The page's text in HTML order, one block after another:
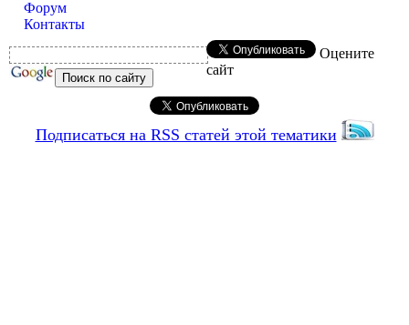
Форум
Контакты
Оцените
сайт
Подписаться на RSS статей этой тематики